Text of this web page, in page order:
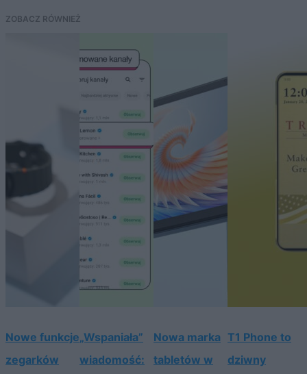
ZOBACZ RÓWNIEŻ
Nowe funkcje
zegarków
„Wspaniała”
wiadomość:
Nowa marka
tabletów w
T1 Phone to
dziwny